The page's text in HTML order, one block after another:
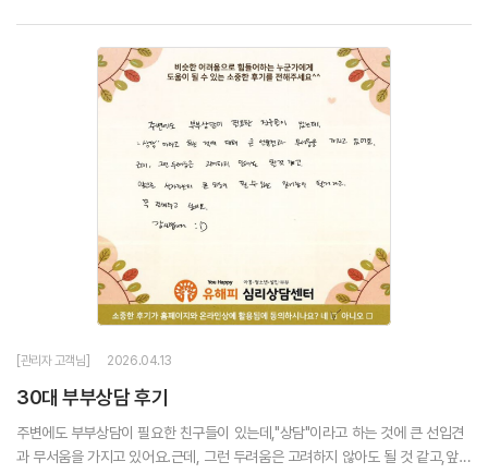
[관리자 고객님] 2026.04.13
30대 부부상담 후기
주변에도 부부상담이 필요한 친구들이 있는데,"상담"이라고 하는 것에 큰 선입견
과 무서움을 가지고 있어요.근데, 그런 두려움은 고려하지 않아도 될 것 같고,앞으